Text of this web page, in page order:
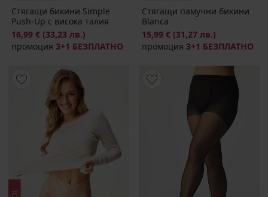
Стягащи бикини Simple
Push-Up с висока талия
16,99 € (33,23 лв.)
промоция 3+1 БЕЗПЛАТНО
Стягащи памучни бикини
Blanca
15,99 € (31,27 лв.)
промоция 3+1 БЕЗПЛАТНО